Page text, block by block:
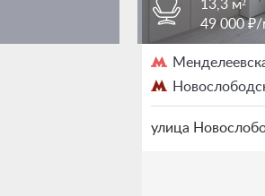
13,3 м²
49 000 ₽/
улица